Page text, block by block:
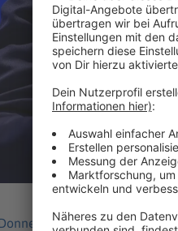
haben die mehr